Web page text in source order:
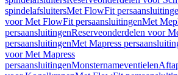
spindelafsluitersMet FlowFit
voor Met FlowFit persaansluitingenMet
persaansluitingenReserveonderdelen voor
persaansluitingenMet Mapress
voor Met Mapress
persaansluitingenMonsternameventielen